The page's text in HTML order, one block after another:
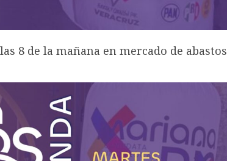
8 de la mañana en mercado de abastos